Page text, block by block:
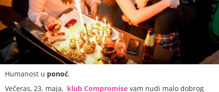
Humanost u ponoć.
Večeras, 23. maja, klub Compromise vam nudi malo dobrog